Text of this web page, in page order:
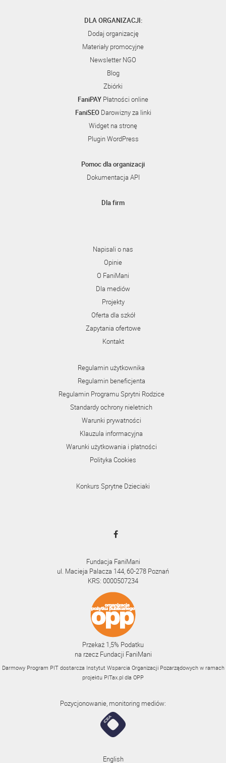
DLA ORGANIZACJI:
Dodaj organizację
Materiały promocyjne
Newsletter NGO
Blog
Zbiórki
FaniPAY Płatności online
FaniSEODarowizny za linki
Widget na stronę
Plugin WordPress
Pomoc dla organizacji
Dokumentacja API
Dla firm
Napisali o nas
Opinie
O FaniMani
Dla mediów
Projekty
Oferta dla szkół
Zapytania ofertowe
Kontakt
Regulamin użytkownika
Regulamin beneficjenta
Regulamin Programu Sprytni Rodzice
Standardy ochrony nieletnich
Warunki prywatności
Klauzula informacyjna
Warunki użytkowania i płatności
Polityka Cookies
Konkurs Sprytne Dzieciaki
Fundacja FaniMani
ul. Macieja Palacza 144, 60-278 Poznań
KRS: 0000507234
Przekaż 1,5% Podatku
na rzecz Fundacji FaniMani
Darmowy Program PIT dostarcza Instytut Wsparcia Organizacji Pozarządowych w ramach
projektu PITax.pl dla OPP
Pozycjonowanie, monitoring mediów:
English